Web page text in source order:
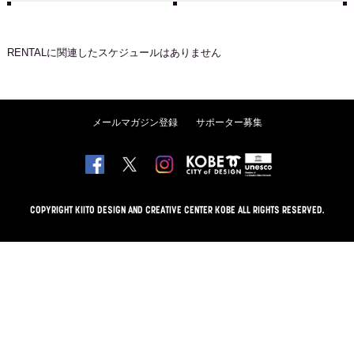
RENTAL に関連したスケジュールはありません
メールマガジン登録 サポーター募集
COPYRIGHT KIITO DESIGN AND CREATIVE CENTER KOBE ALL RIGHTS RESERVED.